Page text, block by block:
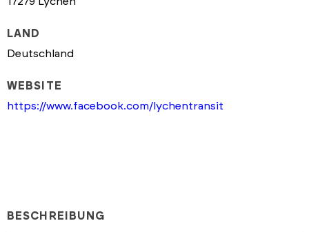
LAND
Deutschland
WEBSITE
https://www.facebook.com/lychentransit
BESCHREIBUNG